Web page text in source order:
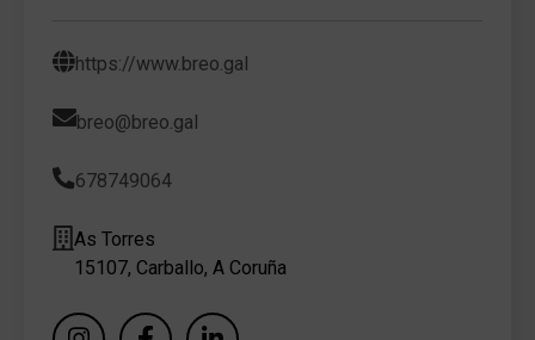
https://www.breo.gal
breo@breo.gal
678749064
As Torres
15107, Carballo, A Coruña